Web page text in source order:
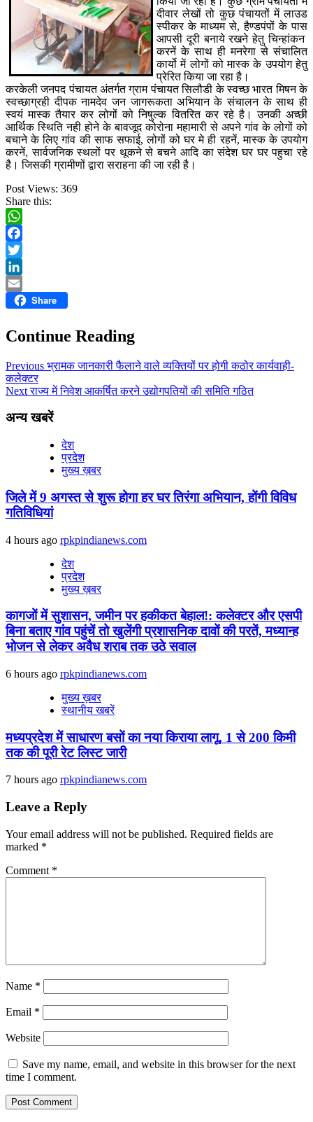
दीवार लेखों तो कुछ पंचायतों में लाउड
स्पीकर के माध्यम से, हैण्डपंपों के पास
आपसी दूरी बनाये रखने हेतु चिन्हांकन
करनें के साथ ही मनरेगा से संचालित
कार्यो में लोगों को मास्क के उपयोग हेतु
प्रेरित किया जा रहा है।
करकेली जनपद पंचायत अंतर्गत ग्राम पंचायत सिलौडी के स्वच्छ भारत मिषन के
स्वच्छाग्रही दीपक नामदेव जन जागरूकता अभियान के संचालन के साथ ही
स्वयं मास्क तैयार कर लोगों को निषुल्क वितरित कर रहे है। उनकी अच्छी
आर्थिक स्थिति नही होने के बावजूद कोरोना महामारी से अपने गांव के लोगों को
बचाने के लिए गांव की साफ सफाई, लोगों को घर मे ही रहनें, मास्क के उपयोग
करनें, सार्वजनिक स्थलों पर थूकने से बचने आदि का संदेश घर घर पहुचा रहे
है। जिसकी ग्रामीणों द्वारा सराहना की जा रही है।
Post Views: 369
Share this:
WhatsApp
Facebook
Twitter
LinkedIn
Email Share
Continue Reading
Previous भ्रामक जानकारी फैलाने वाले व्यक्तियों पर होगी कठोर कार्यवाही-
कलेक्टर
Nextराज्य में निवेश आकर्षित करने उद्योगपतियों की समिति गठित
अन्य खबरें
देश
प्रदेश
मुख्य ख़बर
जिले में 9 अगस्‍त से शुरू होगा हर घर तिरंगा अभियान, होंगी विविध
गतिविधियां
4 hours ago rpkpindianews.com
देश
प्रदेश
मुख्य ख़बर
कागजों में सुशासन, जमीन पर हकीकत बेहाल!: कलेक्टर और एसपी
बिना बताए गांव पहुंचें तो खुलेंगी प्रशासनिक दावों की परतें, मध्यान्ह
भोजन से लेकर अवैध शराब तक उठे सवाल
6 hours ago rpkpindianews.com
मुख्य ख़बर
स्थानीय खबरें
मध्यप्रदेश में साधारण बसों का नया किराया लागू, 1 से 200 किमी
तक की पूरी रेट लिस्ट जारी
7 hours ago rpkpindianews.com
Leave a Reply
Your email address will not be published. Required fields are
marked *
Comment *
Name *
Email *
Website
Save my name, email, and website in this browser for the next
time I comment.